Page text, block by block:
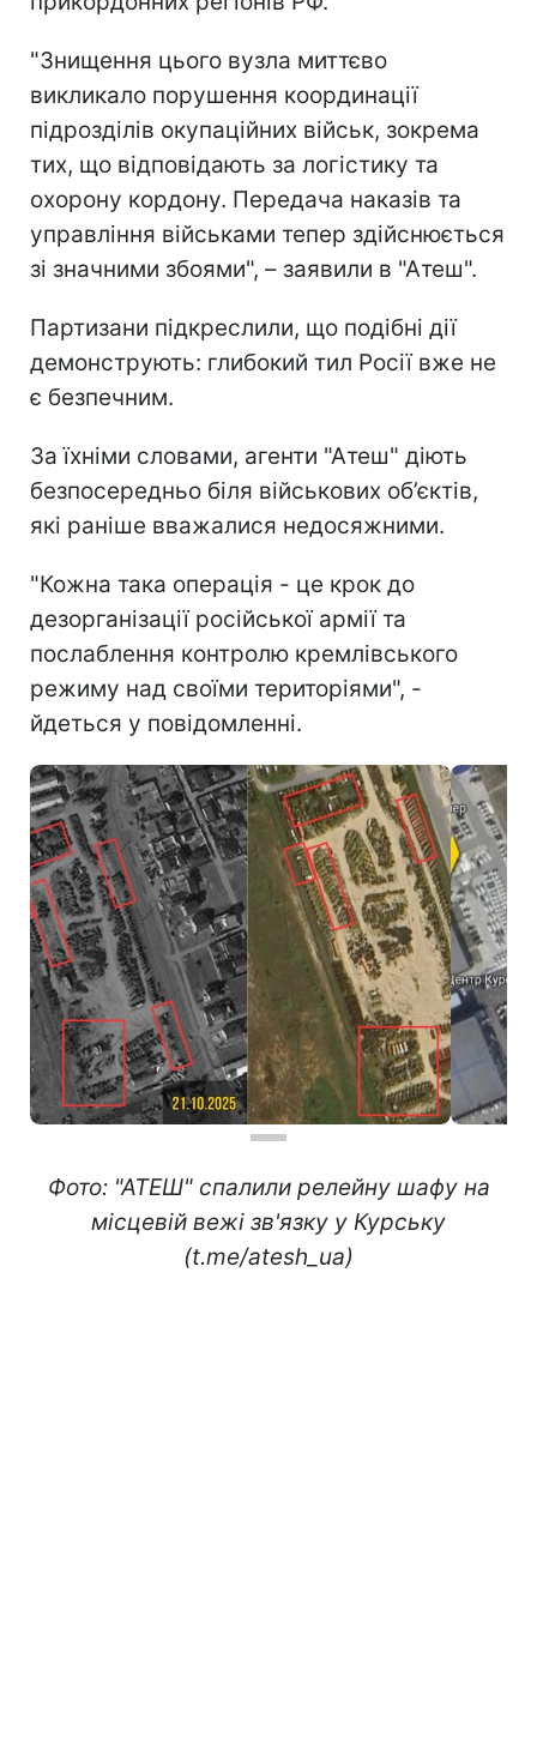
"Знищення цього вузла миттєво
викликало порушення координації
підрозділів окупаційних військ, зокрема
тих, що відповідають за логістику та
охорону кордону. Передача наказів та
управління військами тепер здійснюється
зі значними збоями", – заявили в "Атеш".
Партизани підкреслили, що подібні дії
демонструють: глибокий тил Росії вже не
є безпечним.
За їхніми словами, агенти "Атеш" діють
безпосередньо біля військових об’єктів,
які раніше вважалися недосяжними.
"Кожна така операція - це крок до
дезорганізації російської армії та
послаблення контролю кремлівського
режиму над своїми територіями", -
йдеться у повідомленні.
Фото: "АТЕШ" спалили релейну шафу на
місцевій вежі зв'язку у Курську
(t.me/atesh_ua)